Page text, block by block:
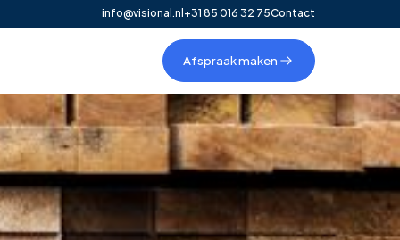
info@visional.nl +31 85 016 32 75Contact
Afspraak maken